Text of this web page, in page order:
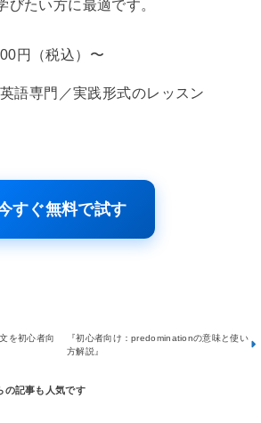
びたい方に最適です。
円（税込）〜
語専門／実践形式のレッスン
すぐ無料で試す
を初心者向
『初心者向け：predominationの意味と使い
方解説』